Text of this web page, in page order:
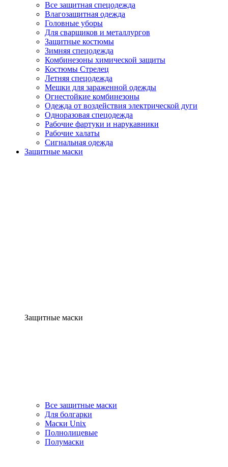
Все защитная спецодежда
Влагозащитная одежда
Головные уборы
Для сварщиков и металлургов
Защитные костюмы
Зимняя спецодежда
Комбинезоны химической защиты
Костюмы Стрелец
Летняя спецодежда
Мешки для зараженной одежды
Огнестойкие комбинезоны
Одежда от воздействия электрической дуги
Одноразовая спецодежда
Рабочие фартуки и нарукавники
Рабочие халаты
Сигнальная одежда
Защитные маски
Защитные маски
Все защитные маски
Для болгарки
Маски Unix
Полнолицевые
Полумаски